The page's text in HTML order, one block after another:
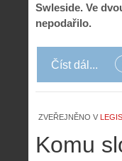
Swleside. Ve
nepodařilo.
Číst dál...
ZVEŘEJNĚNO V
Komu